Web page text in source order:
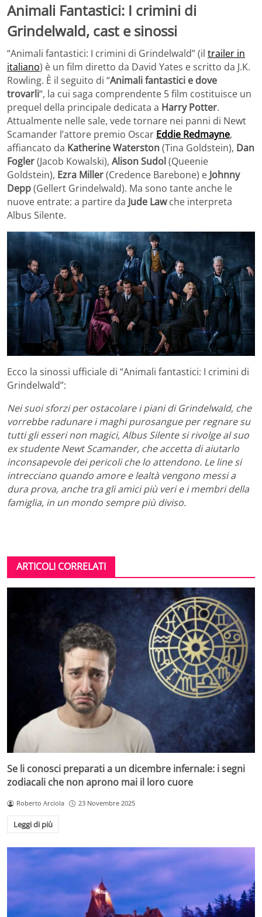
Animali Fantastici: I crimini di
Grindelwald, cast e sinossi
“Animali fantastici: I crimini di Grindelwald” (il trailer in
italiano) è un film diretto da David Yates e scritto da J.K.
Rowling. È il seguito di “Animali fantastici e dove
trovarli“, la cui saga comprendente 5 film costituisce un
prequel della principale dedicata a Harry Potter.
Attualmente nelle sale, vede tornare nei panni di Newt
Scamander l’attore premio Oscar Eddie Redmayne,
affiancato da Katherine Waterston(Tina Goldstein), Dan
Fogler(Jacob Kowalski), Alison Sudol(Queenie
Goldstein), Ezra Miller(Credence Barebone) e Johnny
Depp(Gellert Grindelwald). Ma sono tante anche le
nuove entrate: a partire da Jude Lawche interpreta
Albus Silente.
Ecco la sinossi ufficiale di “Animali fantastici: I crimini di
Grindelwald”:
Nei suoi sforzi per ostacolare i piani di Grindelwald, che
vorrebbe radunare i maghi purosangue per regnare su
tutti gli esseri non magici, Albus Silente si rivolge al suo
ex studente Newt Scamander, che accetta di aiutarlo
inconsapevole dei pericoli che lo attendono. Le line si
intrecciano quando amore e lealtà vengono messi a
dura prova, anche tra gli amici più veri e i membri della
famiglia, in un mondo sempre più diviso.
ARTICOLI CORRELATI
Se li conosci preparati a un dicembre infernale: i segni
zodiacali che non aprono mai il loro cuore
Roberto Arciola 23 Novembre 2025
Leggi di più